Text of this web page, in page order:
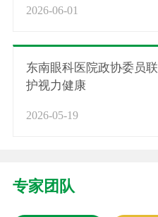
2026-06-01
东南眼科医院政协委员
护视力健康
2026-05-19
专家团队